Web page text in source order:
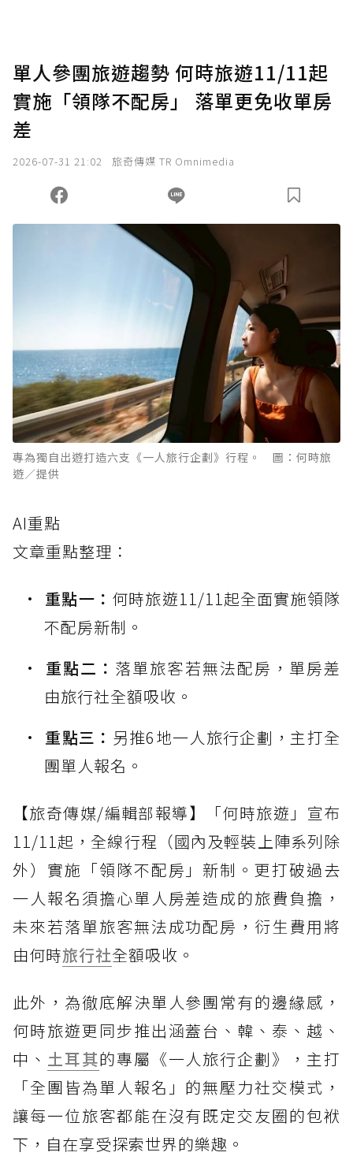
單人參團旅遊趨勢 何時旅遊11/11起
實施「領隊不配房」 落單更免收單房
差
2026-07-31 21:02 旅奇傳媒 TR Omnimedia
專為獨自出遊打造六支《一人旅行企劃》行程。 圖：何時旅
遊／提供
AI重點
文章重點整理：
重點一： 何時旅遊11/11起全面實施領隊
不配房新制。
重點二： 落單旅客若無法配房，單房差
由旅行社全額吸收。
重點三： 另推6地一人旅行企劃，主打全
團單人報名。
【旅奇傳媒/編輯部報導】「何時旅遊」宣布
11/11起，全線行程（國內及輕裝上陣系列除
外）實施「領隊不配房」新制。更打破過去
一人報名須擔心單人房差造成的旅費負擔，
未來若落單旅客無法成功配房，衍生費用將
由何時旅行社全額吸收。
此外，為徹底解決單人參團常有的邊緣感，
何時旅遊更同步推出涵蓋台、韓、泰、越、
中、 土耳其的專屬《一人旅行企劃》，主打
「全團皆為單人報名」的無壓力社交模式，
讓每一位旅客都能在沒有既定交友圈的包袱
下，自在享受探索世界的樂趣。